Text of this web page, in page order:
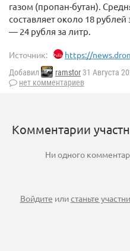
газом (пропан-бутан).
составляет около 18
— 24 рубля за литр.
Источник: https://
Добавил ramstor 31 Августа
нет комментариев
Комментарии
Ни одного
Войдите илистаньте